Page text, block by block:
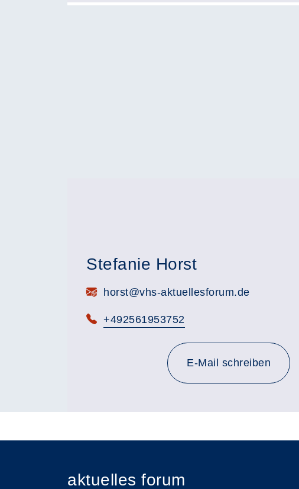
Stefanie Horst
E-Mail:horst@vhs-aktuellesforum.de
Telefon:
+492561953752
E-Mail schreiben
aktuelles forum